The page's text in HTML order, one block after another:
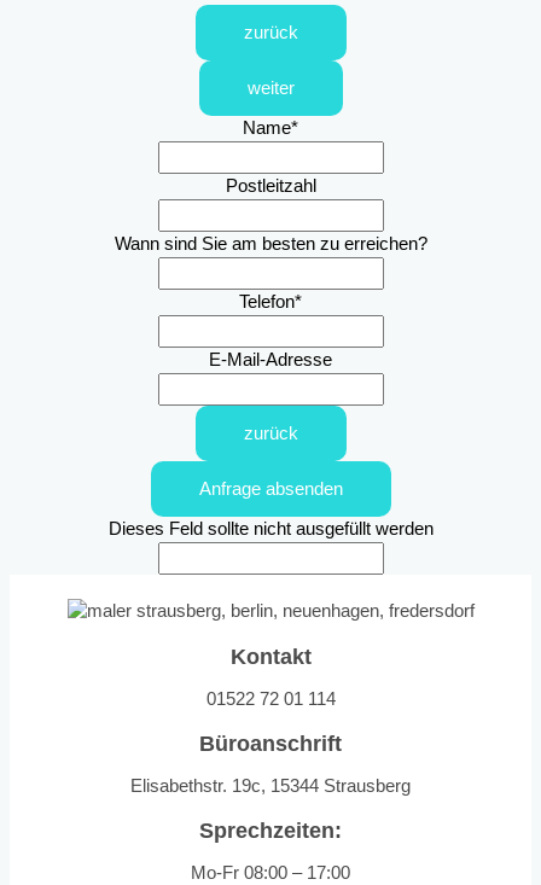
zurück
weiter
Name*
Postleitzahl
Wann sind Sie am besten zu erreichen?
Telefon*
E-Mail-Adresse
zurück
Anfrage absenden
Dieses Feld sollte nicht ausgefüllt werden
Kontakt
01522 72 01 114
Büroanschrift
Elisabethstr. 19c, 15344 Strausberg
Sprechzeiten:
Mo-Fr 08:00 – 17:00